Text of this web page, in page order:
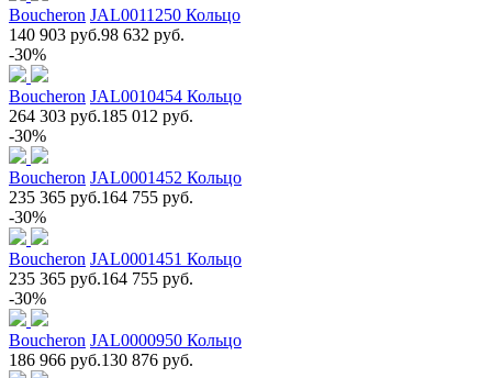
Boucheron JAL0011250 Кольцо
140 903 руб.98 632 руб.
-30%
Boucheron JAL0010454 Кольцо
264 303 руб.185 012 руб.
-30%
Boucheron JAL0001452 Кольцо
235 365 руб.164 755 руб.
-30%
Boucheron JAL0001451 Кольцо
235 365 руб.164 755 руб.
-30%
Boucheron JAL0000950 Кольцо
186 966 руб.130 876 руб.